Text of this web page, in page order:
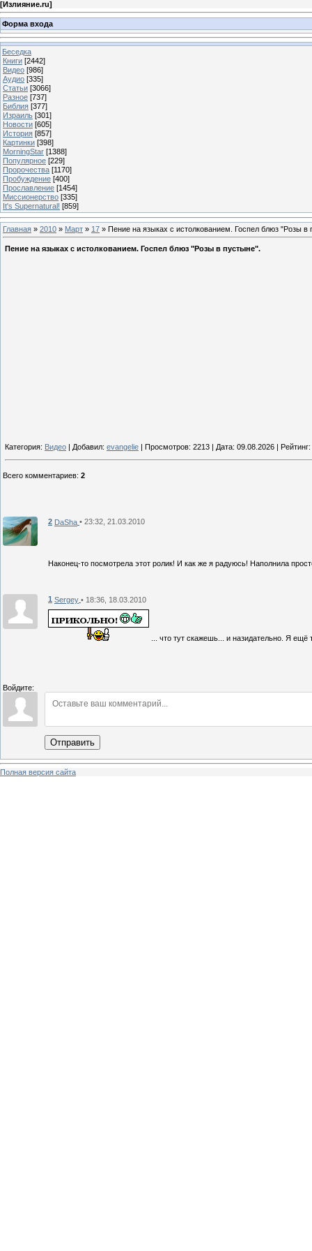
[Излияние.ru]
Форма входа
Беседка
Книги [2442]
Видео [986]
Аудио [335]
Статьи [3066]
Разное [737]
Библия [377]
Израиль [301]
Новости [605]
История [857]
Картинки [398]
MorningStar [1388]
Популярное [229]
Пророчества [1170]
Пробуждение [400]
Прославление [1454]
Миссионерство [335]
It's Supernatural! [859]
Главная » 2010 » Март » 17 » Пение на языках с истолкованием. Госпел блюз "Розы в
Пение на языках с истолкованием. Госпел блюз "Розы в пустыне".
Категория: Видео | Добавил: evangelie | Просмотров: 2213 | Дата: 09.08.2026 |
Всего комментариев: 2
2 DaSha • 23:32, 21.03.2010
Наконец-то посмотрела этот ролик! И как же я радуюсь! Наполнила
1 Sergey • 18:36, 18.03.2010
... что тут скажешь... и назидательно. Я ещё
Войдите:
Отправить
Полная версия сайта